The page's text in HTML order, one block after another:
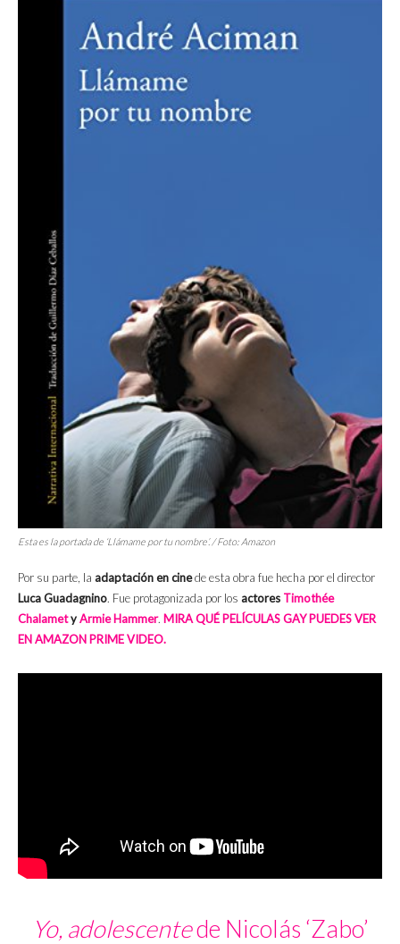
Esta es la portada de ‘Llámame por tu nombre’. / Foto: Amazon
Por su parte, la adaptación en cinede esta obra fue hecha por el director
Luca Guadagnino. Fue protagonizada por los actores Timothée
ChalametyArmie Hammer. MIRA QUÉ PELÍCULAS GAY PUEDES VER
EN AMAZON PRIME VIDEO.
Yo, adolescentede Nicolás ‘Zabo’